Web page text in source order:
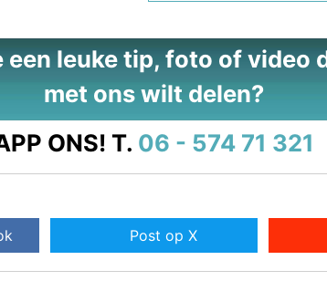
een leuke tip, foto of video
met ons wilt delen?
ONS! T. 06 - 574 71 321
Post op X